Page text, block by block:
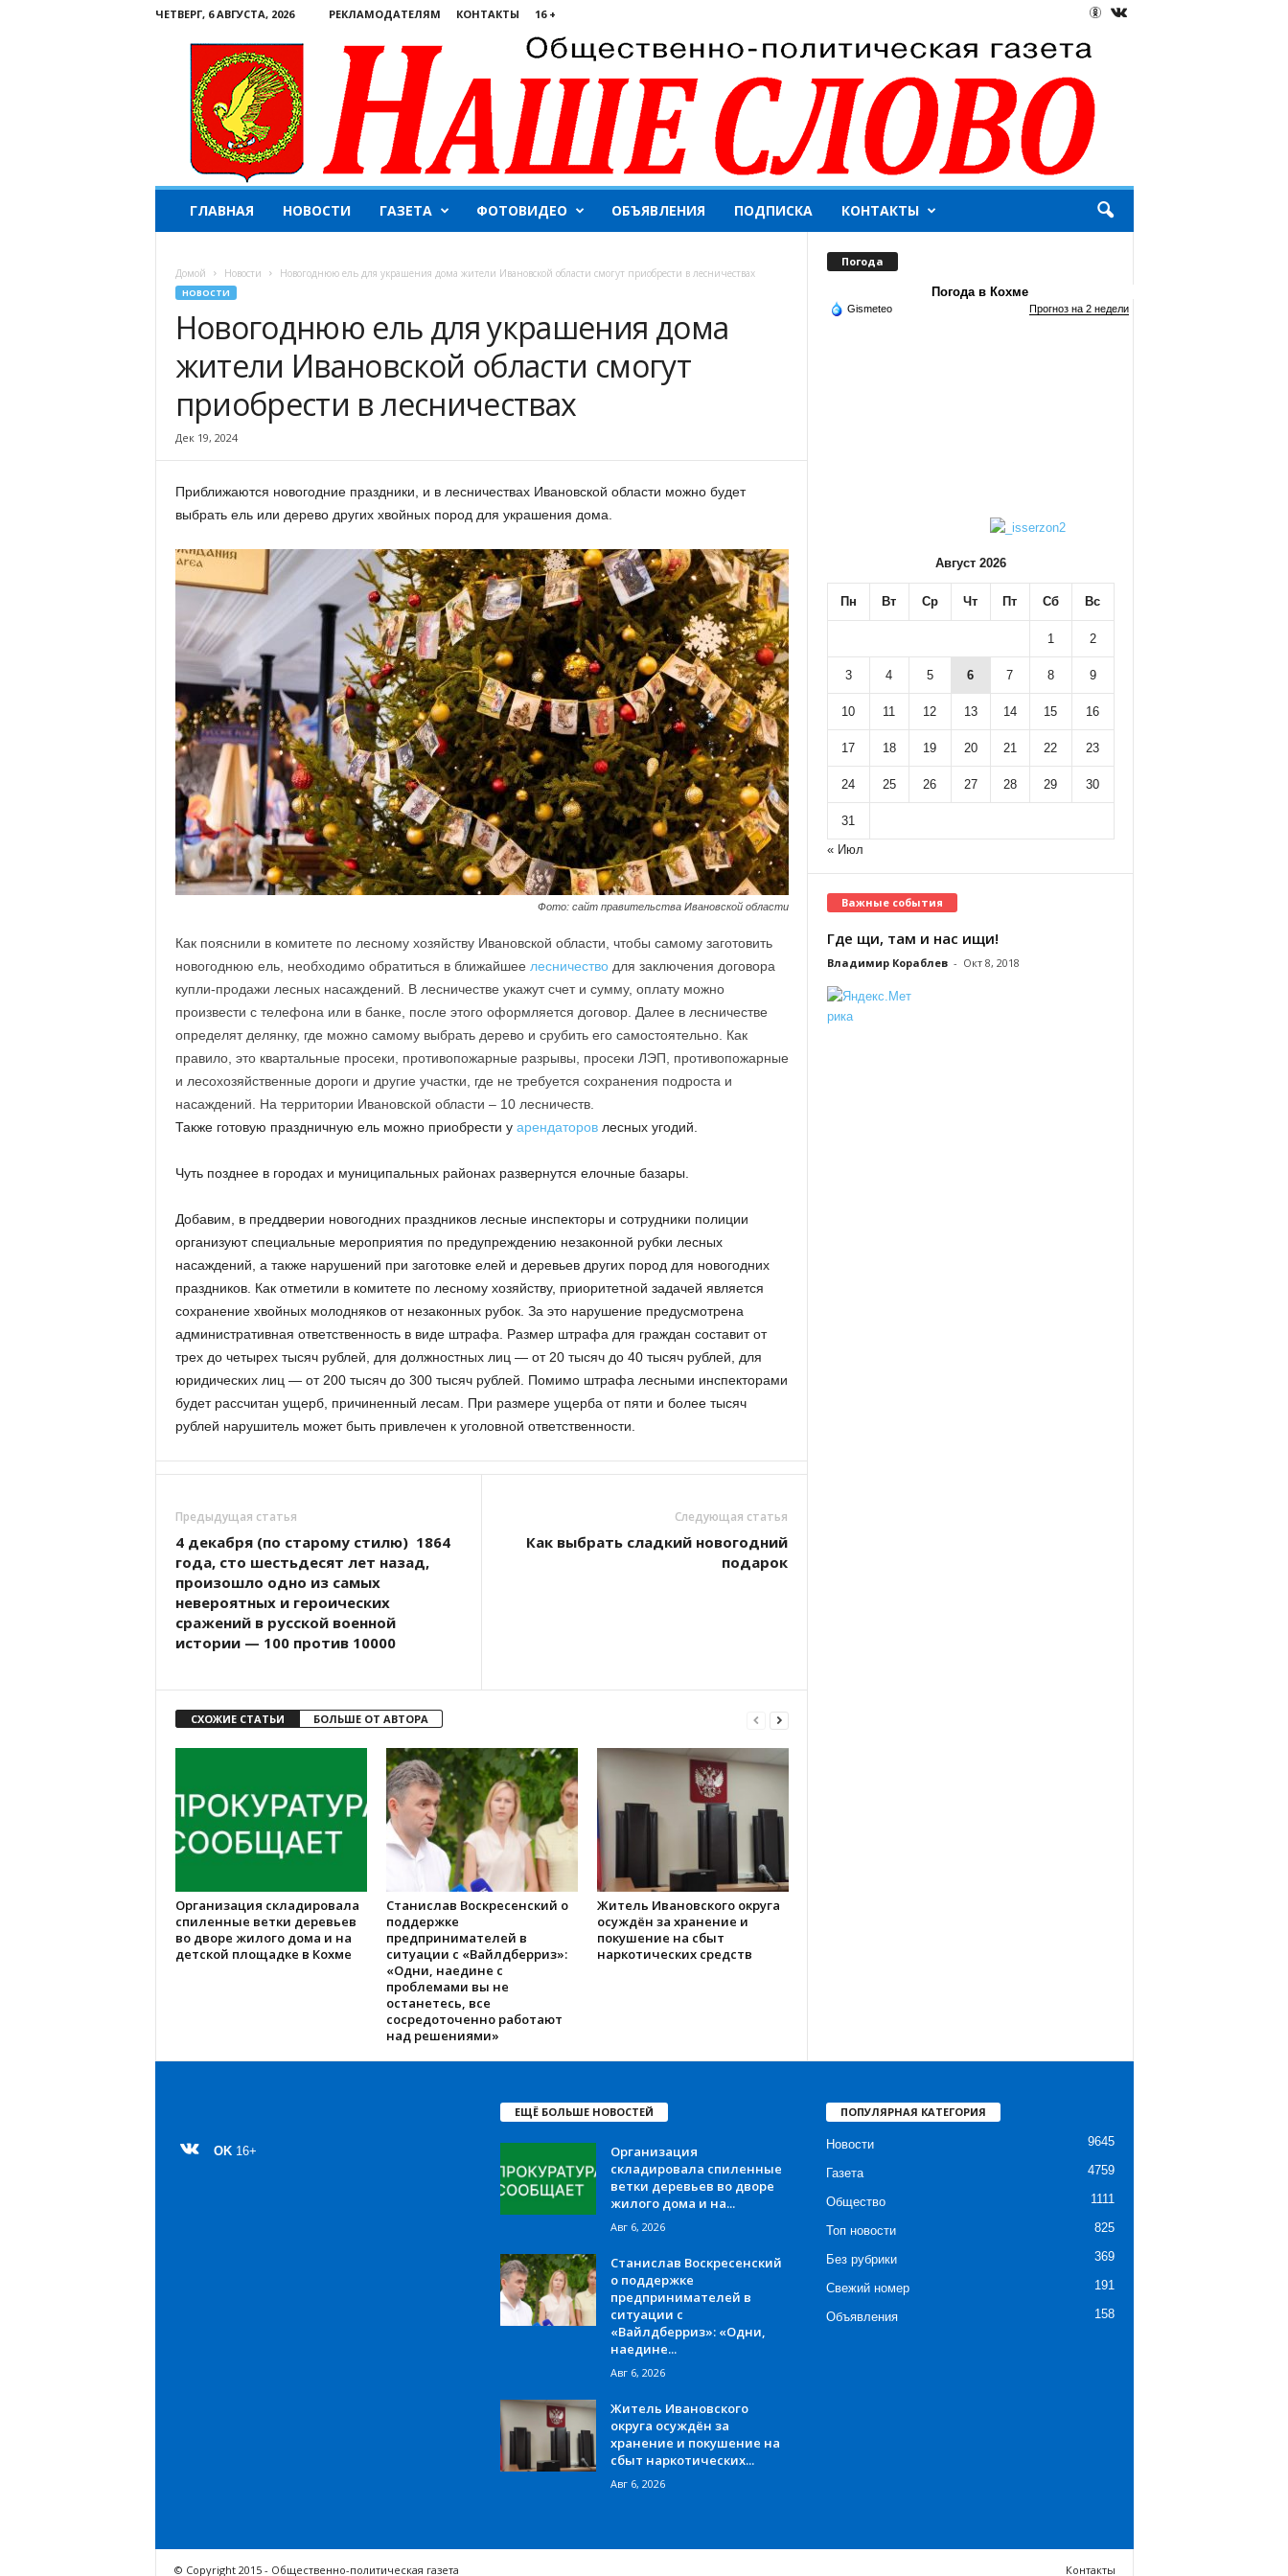
ЧЕТВЕРГ, 6 АВГУСТА, 2026 РЕКЛАМОДАТЕЛЯМ КОНТАКТЫ 16 +
ш
м
ГЛАВНАЯ НОВОСТИ ГАЗЕТА ФОТОВИДЕО ОБЪЯВЛЕНИЯ ПОДПИСКА КОНТАКТЫ
Домой Новости Новогоднюю ель для украшения дома жители Ивановской области смогут приобрести в лесничествах
НОВОСТИ
Новогоднюю ель для украшения дома
жители Ивановской области смогут
приобрести в лесничествах
Дек 19, 2024
Приближаются новогодние праздники, и в лесничествах Ивановской области можно будет
выбрать ель или дерево других хвойных пород для украшения дома.
Фото: сайт правительства Ивановской области
Как пояснили в комитете по лесному хозяйству Ивановской области, чтобы самому заготовить
новогоднюю ель, необходимо обратиться в ближайшее лесничестводля заключения договора
купли-продажи лесных насаждений. В лесничестве укажут счет и сумму, оплату можно
произвести с телефона или в банке, после этого оформляется договор. Далее в лесничестве
определят делянку, где можно самому выбрать дерево и срубить его самостоятельно. Как
правило, это квартальные просеки, противопожарные разрывы, просеки ЛЭП, противопожарные
и лесохозяйственные дороги и другие участки, где не требуется сохранения подроста и
насаждений. На территории Ивановской области – 10 лесничеств.
Также готовую праздничную ель можно приобрести у арендаторовлесных угодий.
Чуть позднее в городах и муниципальных районах развернутся елочные базары.
Добавим, в преддверии новогодних праздников лесные инспекторы и сотрудники полиции
организуют специальные мероприятия по предупреждению незаконной рубки лесных
насаждений, а также нарушений при заготовке елей и деревьев других пород для новогодних
праздников. Как отметили в комитете по лесному хозяйству, приоритетной задачей является
сохранение хвойных молодняков от незаконных рубок. За это нарушение предусмотрена
административная ответственность в виде штрафа. Размер штрафа для граждан составит от
трех до четырех тысяч рублей, для должностных лиц — от 20 тысяч до 40 тысяч рублей, для
юридических лиц — от 200 тысяч до 300 тысяч рублей. Помимо штрафа лесными инспекторами
будет рассчитан ущерб, причиненный лесам. При размере ущерба от пяти и более тысяч
рублей нарушитель может быть привлечен к уголовной ответственности.
Предыдущая статья
4 декабря (по старому стилю) 1864
года, сто шестьдесят лет назад,
произошло одно из самых
невероятных и героических
сражений в русской военной
истории — 100 против 10000
Следующая статья
Как выбрать сладкий новогодний
подарок
СХОЖИЕ СТАТЬИ БОЛЬШЕ ОТ АВТОРА
Организация складировала
спиленные ветки деревьев
во дворе жилого дома и на
детской площадке в Кохме
Станислав Воскресенский о
поддержке
предпринимателей в
ситуации с «Вайлдберриз»:
«Одни, наедине с
проблемами вы не
останетесь, все
сосредоточенно работают
над решениями»
Житель Ивановского округа
осуждён за хранение и
покушение на сбыт
наркотических средств
Погода
Погода в Кохме
Gismeteo Прогноз на 2 недели
Август 2026
Пн Вт Ср Чт Пт Сб Вс
1 2
3 4 5 6 7 8 9
10 11 12 13 14 15 16
17 18 19 20 21 22 23
24 25 26 27 28 29 30
31
« Июл
Важные события
Где щи, там и нас ищи!
Владимир Кораблев - Окт 8, 2018
OK 16+
ЕЩЁ БОЛЬШЕ НОВОСТЕЙ
Организация
складировала спиленные
ветки деревьев во дворе
жилого дома и на...
Авг 6, 2026
Станислав Воскресенский
о поддержке
предпринимателей в
ситуации с
«Вайлдберриз»: «Одни,
наедине...
Авг 6, 2026
Житель Ивановского
округа осуждён за
хранение и покушение на
сбыт наркотических...
Авг 6, 2026
ПОПУЛЯРНАЯ КАТЕГОРИЯ
Новости 9645
Газета 4759
Общество 1111
Топ новости 825
Без рубрики 369
Свежий номер 191
Объявления 158
Контакты
© Copyright 2015 - Общественно-политическая газета